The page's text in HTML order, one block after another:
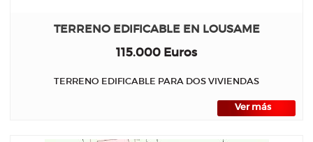
TERRENO EDIFICABLE EN LOUSAME
115.000 Euros
TERRENO EDIFICABLE PARA DOS VIVIENDAS
Ver más